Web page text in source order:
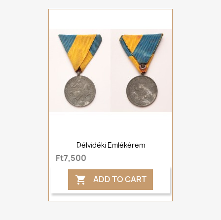
Délvidéki Emlékérem
Ft7,500
 ADD TO CART